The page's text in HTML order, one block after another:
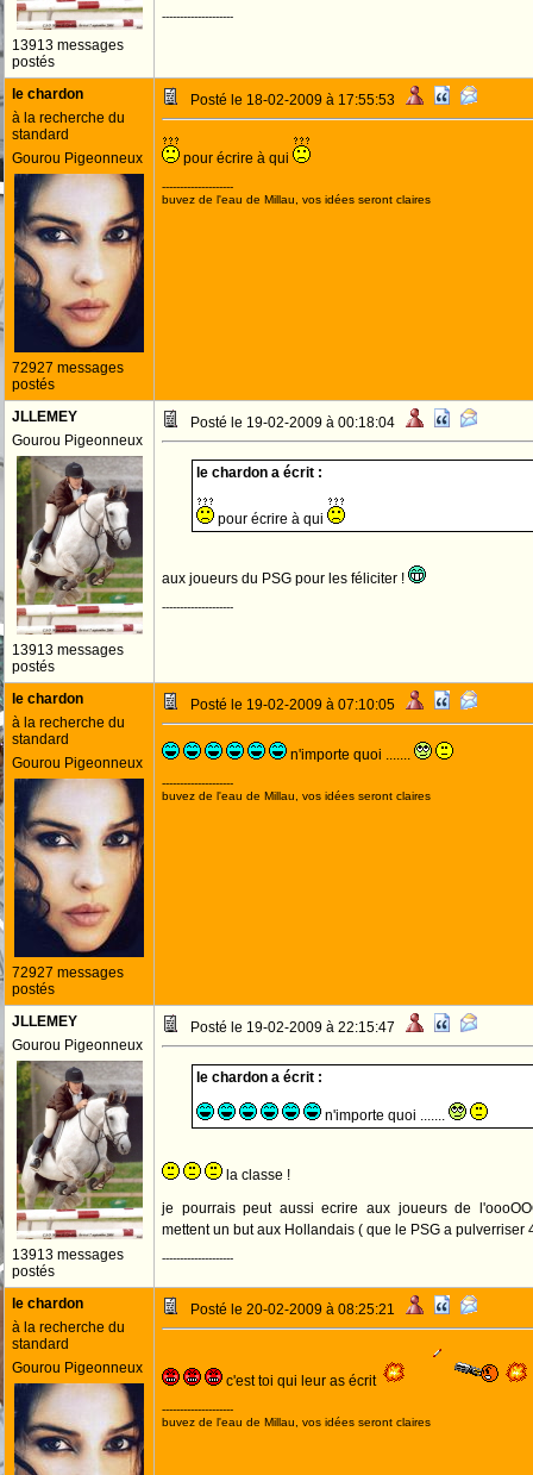
13913 messages
postés
--------------------
le chardon
à la recherche du
standard
Gourou Pigeonneux
72927 messages
postés
Posté le 18-02-2009 à 17:55:53
pour écrire à qui
--------------------
buvez de l'eau de Millau, vos idées seront claires
JLLEMEY
Gourou Pigeonneux
13913 messages
postés
Posté le 19-02-2009 à 00:18:04
le chardon a écrit :
pour écrire à qui
aux joueurs du PSG pour les féliciter !
--------------------
le chardon
à la recherche du
standard
Gourou Pigeonneux
72927 messages
postés
Posté le 19-02-2009 à 07:10:05
n'importe quoi .......
--------------------
buvez de l'eau de Millau, vos idées seront claires
JLLEMEY
Gourou Pigeonneux
13913 messages
postés
Posté le 19-02-2009 à 22:15:47
le chardon a écrit :
n'importe quoi .......
la classe !
je pourrais peut aussi ecrire aux joueurs de
mettent un but aux Hollandais ( que le PSG a pulverriser
--------------------
le chardon
à la recherche du
standard
Gourou Pigeonneux
Posté le 20-02-2009 à 08:25:21
c'est toi qui leur as écrit
--------------------
buvez de l'eau de Millau, vos idées seront claires